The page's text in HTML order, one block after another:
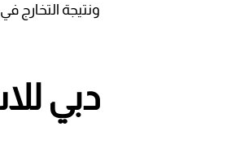
ونتيجة التخارج
دبي